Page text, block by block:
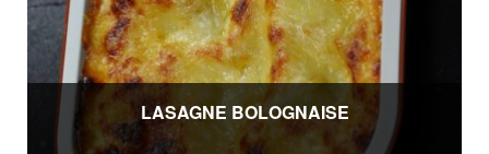
LASAGNE BOLOGNAISE